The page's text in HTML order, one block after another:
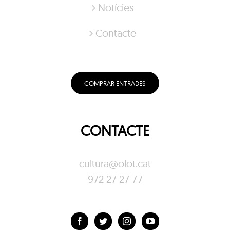
Notícies
Contacte
COMPRAR ENTRADES
CONTACTE
cultura@olot.cat
972 27 27 77